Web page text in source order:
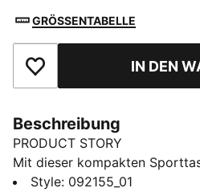
GRÖSSENTABELLE
Zu Favoriten hinzufügen
IN DEN
Beschreibung
PRODUCT STORY
Mit dieser kompakten
Action. Mit mehreren Taschen,
Style: 092155_01